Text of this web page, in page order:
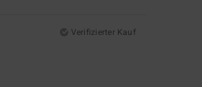
Verifizierter Kauf